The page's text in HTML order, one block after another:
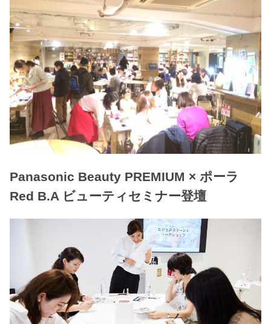
Panasonic Beauty PREMIUM × ポーラ
Red B.A ビューティセミナー登壇